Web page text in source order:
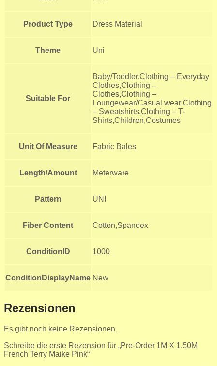
Product Type Dress Material
Theme Uni
Suitable For
Baby/Toddler,Clothing – Everyday
Clothes,Clothing –
Clothes,Clothing –
Loungewear/Casual wear,Clothing
– Sweatshirts,Clothing – T-
Shirts,Children,Costumes
Unit Of Measure Fabric Bales
Length/Amount Meterware
Pattern UNI
Fiber Content Cotton,Spandex
ConditionID 1000
ConditionDisplayName New
Rezensionen
Es gibt noch keine Rezensionen.
Schreibe die erste Rezension für „Pre-Order 1M X 1.50M
French Terry Maike Pink“